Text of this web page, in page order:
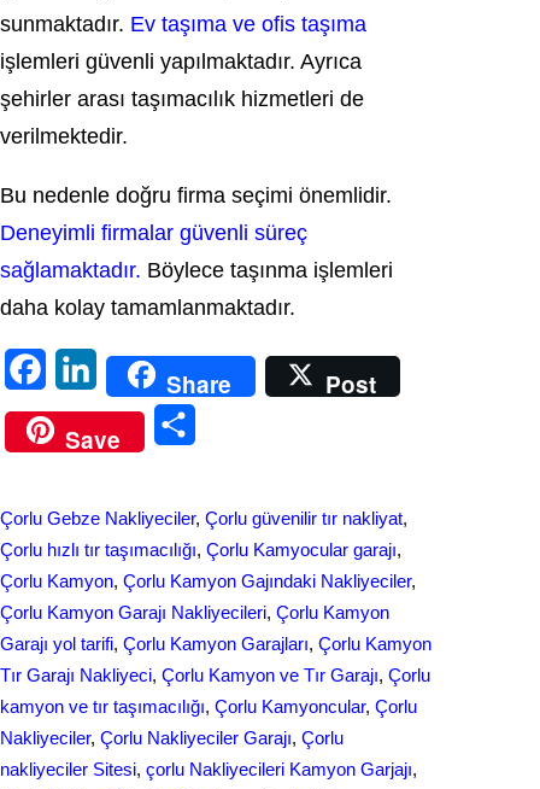
sunmaktadır. Ev taşıma ve ofis taşıma
işlemleri güvenli yapılmaktadır. Ayrıca
şehirler arası taşımacılık hizmetleri de
verilmektedir.
Bu nedenle doğru firma seçimi önemlidir.
Deneyimli firmalar güvenli süreç
sağlamaktadır. Böylece taşınma işlemleri
daha kolay tamamlanmaktadır.
a
c
o
o
k
i
n
d
I
n
Share
Post
Save
e
Çorlu Gebze Nakliyeciler, Çorlu güvenilir tır nakliyat
Çorlu hızlı tır taşımacılığı, Çorlu Kamyocular garajı
Çorlu Kamyon, Çorlu Kamyon Gajındaki Nakliyeciler
Çorlu Kamyon Garajı Nakliyecileri, Çorlu Kamyon
Garajı yol tarifi, Çorlu Kamyon Garajları, Çorlu Kamyon
Tır Garajı Nakliyeci, Çorlu Kamyon ve Tır Garajı, Çorlu
kamyon ve tır taşımacılığı, Çorlu Kamyoncular, Çorlu
Nakliyeciler, Çorlu Nakliyeciler Garajı, Çorlu
nakliyeciler Sitesi, çorlu Nakliyecileri Kamyon Garjajı